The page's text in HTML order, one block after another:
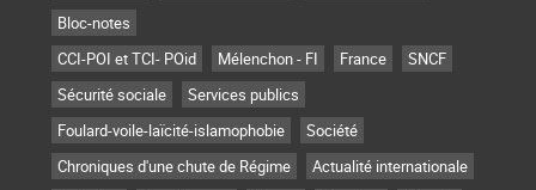
Bloc-notes
CCI-POI et TCI- POid
Mélenchon - FI France
SNCF
Sécurité sociale
Services publics
Foulard-voile-laïcité-islamophobie
Société
Chroniques d'une chute de Régime
Actualité internationale